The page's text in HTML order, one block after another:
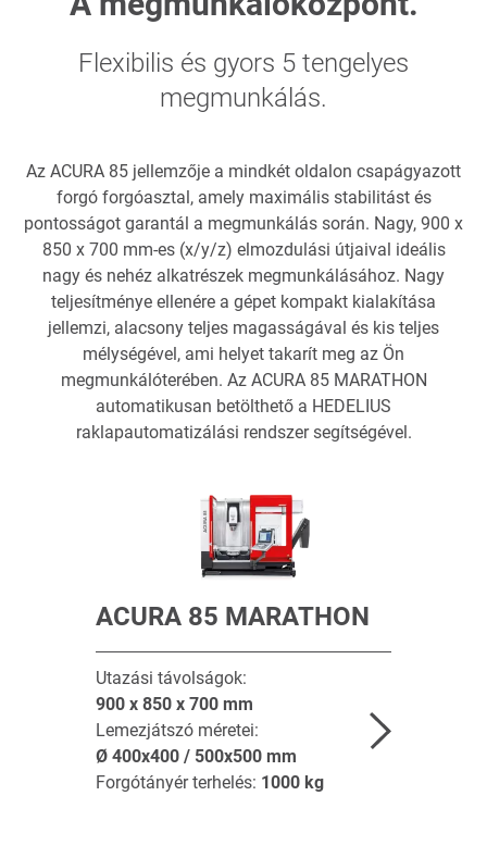
Flexibilis és gyors 5 tengelyes
megmunkálás.
Az ACURA 85 jellemzője a mindkét oldalon csapágyazott
forgó forgóasztal, amely maximális stabilitást és
pontosságot garantál a megmunkálás során. Nagy, 900 x
850 x 700 mm-es (x/y/z) elmozdulási útjaival ideális
nagy és nehéz alkatrészek megmunkálásához. Nagy
teljesítménye ellenére a gépet kompakt kialakítása
jellemzi, alacsony teljes magasságával és kis teljes
mélységével, ami helyet takarít meg az Ön
megmunkálóterében. Az ACURA 85 MARATHON
automatikusan betölthető a HEDELIUS
raklapautomatizálási rendszer segítségével.
ACURA 85 MARATHON
Utazási távolságok:
900 x 850 x 700 mm
Lemezjátszó méretei:
Ø 400x400 / 500x500 mm
Forgótányér terhelés: 1000 kg